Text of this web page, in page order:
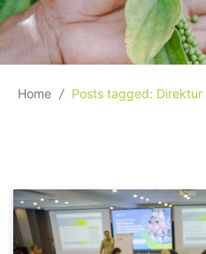
Home / Posts tagged: Direktur